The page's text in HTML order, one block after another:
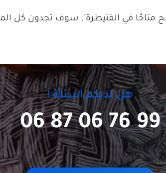
في القنيطرة", سوف تجدون كل
هل لديكم أسئلة !
06 87 06 76 99